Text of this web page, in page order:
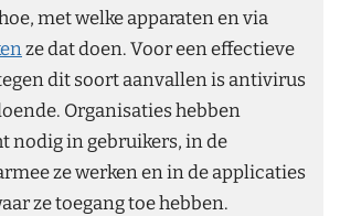
met welke apparaten en via
ze dat doen. Voor een effectieve
dit soort aanvallen is antivirus
Organisaties hebben
nodig in gebruikers, in de
ze werken en in de applicaties
ze toegang toe hebben.